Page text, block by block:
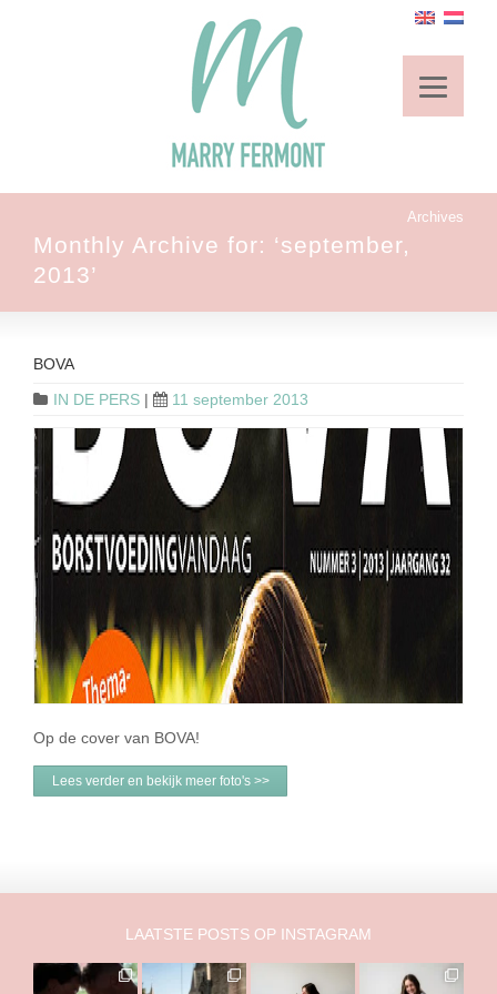
Archives
Monthly Archive for: ‘september,
2013’
BOVA
IN DE PERS | 11 september 2013
Op de cover van BOVA!
Lees verder en bekijk meer foto's >>
LAATSTE POSTS OP INSTAGRAM